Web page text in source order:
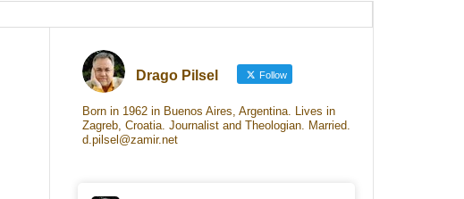
Drago Pilsel Follow
Born in 1962 in Buenos Aires, Argentina. Lives in
Zagreb, Croatia. Journalist and Theologian. Married.
d.pilsel@zamir.net